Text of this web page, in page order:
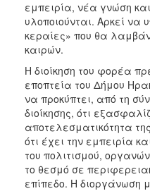
εμπειρία, νέα γνώση
υλοποιούνται. Αρκεί να
κεραίες» που θα
καιρών.
Η διοίκηση του φορέα
εποπτεία του Δήμου
να προκύπτει, από τη
διοίκησης, ότι
αποτελεσματικότητα
ότι έχει την εμπειρία
του πολιτισμού,
το θεσμό σε
επίπεδο. Η διοργάνωση